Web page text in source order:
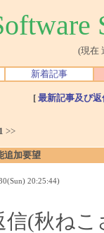
(現在
新着記事
[ 最新記事及び
1 >>
追加要望
20:25:44)
信(秋ね